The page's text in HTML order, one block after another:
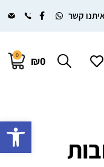
פתח
קשר
0 ₪0